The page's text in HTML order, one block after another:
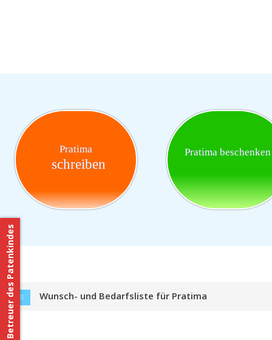
Pratima
schreiben
Pratima beschenken
Wunsch- und Bedarfsliste für Pratima
Betreuer des Patenkindes